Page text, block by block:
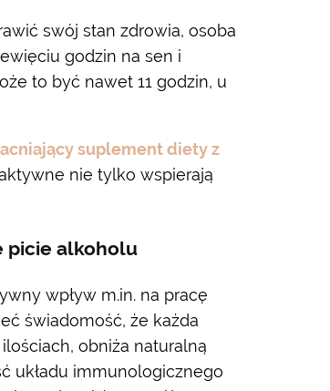
swój stan zdrowia, osoba
godzin na sen i
to być nawet 11 godzin, u
suplement diety z
nie tylko wspierają
picie alkoholu
wpływ m.in. na pracę
świadomość, że każda
obniża naturalną
układu immunologicznego